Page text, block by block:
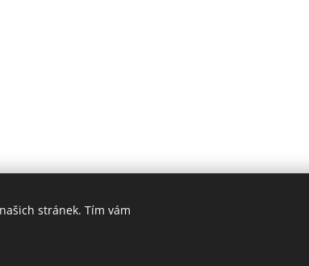
Dent | Dentální hygiena Veselí nad Moravou |
stránek. Tím vám